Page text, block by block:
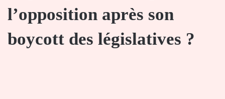
l’opposition après son
boycott des législatives ?